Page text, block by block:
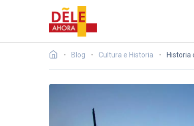
Blog Cultura e Historia Historia